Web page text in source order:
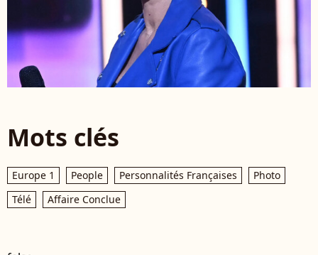
Mots clés
Europe 1 People Personnalités Françaises
Photo
Télé
Affaire Conclue